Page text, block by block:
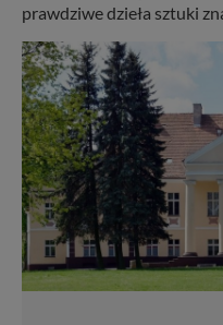
prawdziwe dzieła sztuki